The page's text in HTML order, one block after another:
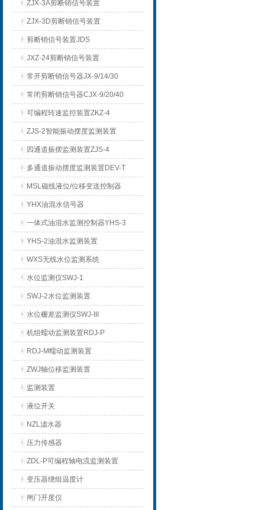
ZJX-3A剪断销信号装置
ZJX-3D剪断销信号装置
剪断销信号装置JDS
JXZ-24剪断销信号装置
常开剪断销信号器JX-9/14/30
常闭剪断销信号器CJX-9/20/40
可编程转速监控装置ZKZ-4
ZJS-2智能振动摆度监测装置
四通道振摆监测装置ZJS-4
多通道振动摆度监测装置DEV-T
MSL磁线液位/位移变送控制器
YHX油混水信号器
一体式油混水监测控制器YHS-3
YHS-2油混水监测装置
WXS无线水位监测系统
水位监测仪SWJ-1
SWJ-2水位监测装置
水位栅差监测仪SWJ-III
机组蠕动监测装置RDJ-P
RDJ-M蠕动监测装置
ZWJ轴位移监测装置
监测装置
液位开关
NZL滤水器
压力传感器
ZDL-P可编程轴电流监测装置
变压器绕组温度计
闸门开度仪